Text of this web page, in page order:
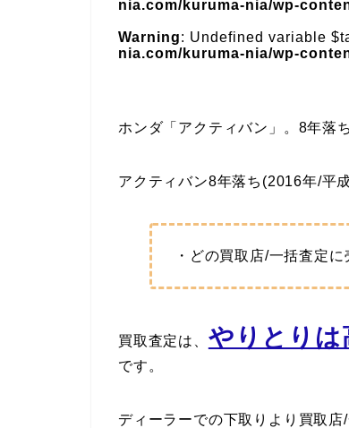
nia.com/kuruma-nia/wp-
Warning: Undefined variable
nia.com/kuruma-nia/wp-
ホンダ「アクティバン」。8年落
アクティバン8年落ち(2016年/平
・どの買取店/一括査定
買取査定は、 やりとりは
です。
ディーラーでの下取りより買取